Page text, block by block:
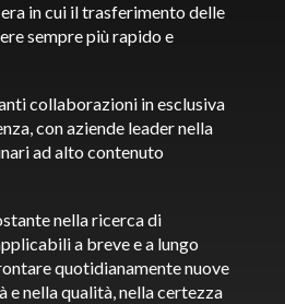
era in cui il trasferimento delle
sempre più rapido e
collaborazioni in esclusiva
con aziende leader nella
ad alto contenuto
nella ricerca di
a breve e a lungo
quotidianamente nuove
nella qualità, nella certezza